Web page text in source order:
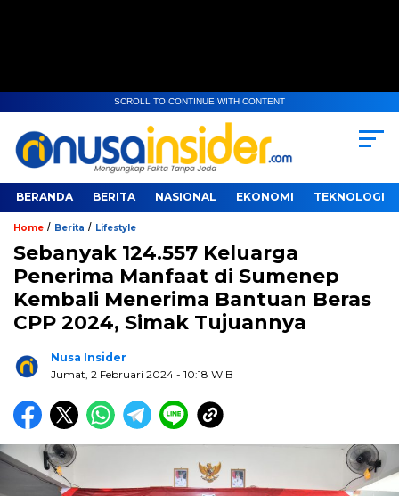
SCROLL TO CONTINUE WITH CONTENT
BERANDA BERITA NASIONAL EKONOMI TEKNOLOGI
Home / Berita / Lifestyle
Sebanyak 124.557 Keluarga
Penerima Manfaat di Sumenep
Kembali Menerima Bantuan Beras
CPP 2024, Simak Tujuannya
Nusa Insider
Jumat, 2 Februari 2024 - 10:18 WIB